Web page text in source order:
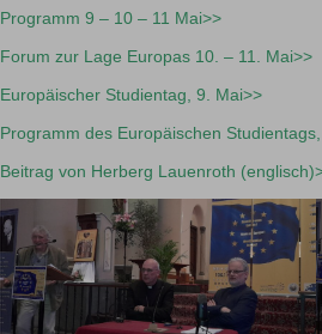
Programm 9 – 10 – 11 Mai>>
Forum zur Lage Europas 10. – 11. Mai>>
Europäischer Studientag, 9. Mai>>
Programm des Europäischen
Beitrag von Herberg Lauenroth